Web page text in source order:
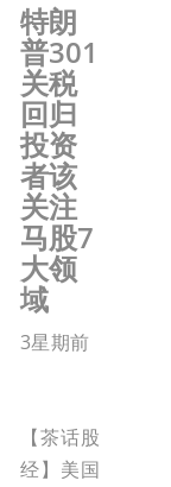
特朗
普301
关税
回归
投资
者该
关注
马股7
大领
域
3星期前
【茶话股
经】美国